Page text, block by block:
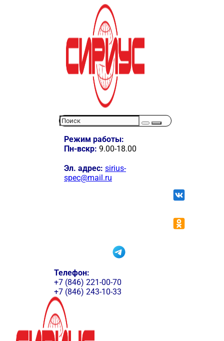
Режим работы:
Пн-вскр: 9.00-18.00
Эл. адрес: sirius-
spec@mail.ru
Телефон:
+7 (846) 221-00-70
+7 (846) 243-10-33